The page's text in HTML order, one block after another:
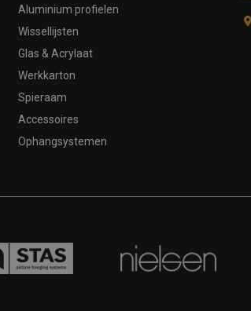
Aluminium profielen
Wissellijsten
Glas & Acrylaat
Werkkarton
Spieraam
Accessoires
Ophangsystemen